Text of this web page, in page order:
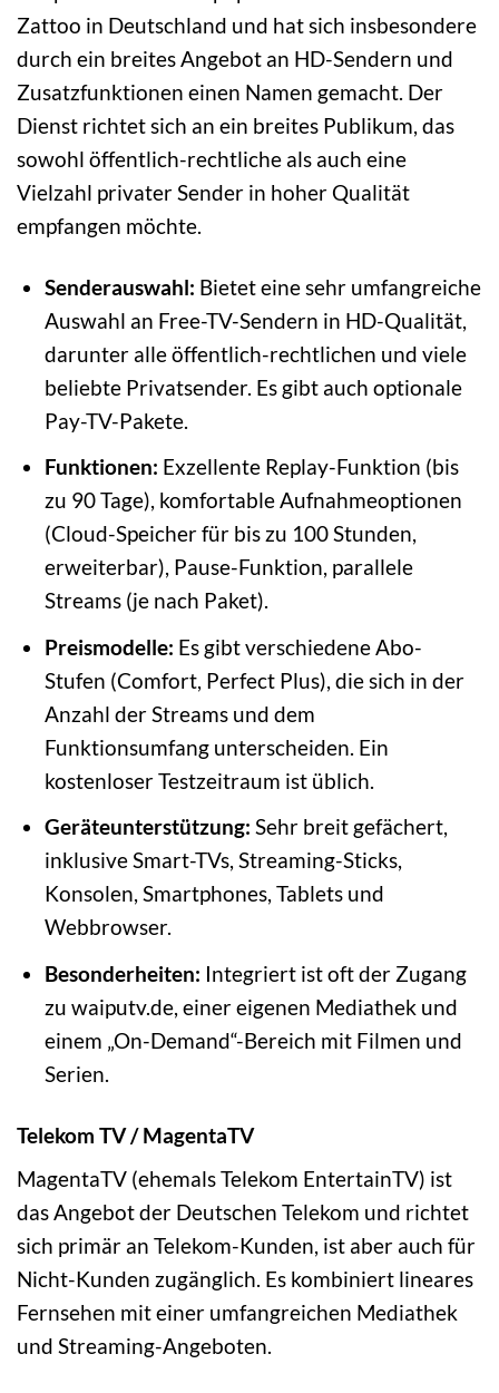
Zattoo in Deutschland und hat sich insbesondere
durch ein breites Angebot an HD-Sendern und
Zusatzfunktionen einen Namen gemacht. Der
Dienst richtet sich an ein breites Publikum, das
sowohl öffentlich-rechtliche als auch eine
Vielzahl privater Sender in hoher Qualität
empfangen möchte.
Senderauswahl: Bietet eine sehr umfangreiche
Auswahl an Free-TV-Sendern in HD-Qualität,
darunter alle öffentlich-rechtlichen und viele
beliebte Privatsender. Es gibt auch optionale
Pay-TV-Pakete.
Funktionen: Exzellente Replay-Funktion (bis
zu 90 Tage), komfortable Aufnahmeoptionen
(Cloud-Speicher für bis zu 100 Stunden,
erweiterbar), Pause-Funktion, parallele
Streams (je nach Paket).
Preismodelle: Es gibt verschiedene Abo-
Stufen (Comfort, Perfect Plus), die sich in der
Anzahl der Streams und dem
Funktionsumfang unterscheiden. Ein
kostenloser Testzeitraum ist üblich.
Geräteunterstützung: Sehr breit gefächert,
inklusive Smart-TVs, Streaming-Sticks,
Konsolen, Smartphones, Tablets und
Webbrowser.
Besonderheiten: Integriert ist oft der Zugang
zu waiputv.de, einer eigenen Mediathek und
einem „On-Demand“-Bereich mit Filmen und
Serien.
Telekom TV / MagentaTV
MagentaTV (ehemals Telekom EntertainTV) ist
das Angebot der Deutschen Telekom und richtet
sich primär an Telekom-Kunden, ist aber auch für
Nicht-Kunden zugänglich. Es kombiniert lineares
Fernsehen mit einer umfangreichen Mediathek
und Streaming-Angeboten.